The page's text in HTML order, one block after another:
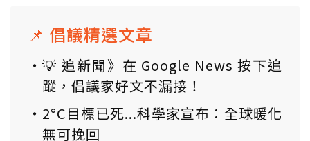
📌 倡議精選文章
💡 追新聞》在 Google News 按下追
蹤，倡議家好文不漏接！
2°C目標已死...科學家宣布：全球暖化
無可挽回